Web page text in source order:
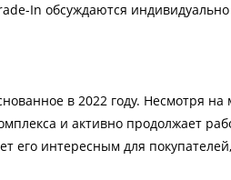
In обсуждаются
в 2022 году. Несмотря на
и активно продолжает
его интересным для